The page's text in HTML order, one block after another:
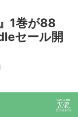
1巻が88
セール開